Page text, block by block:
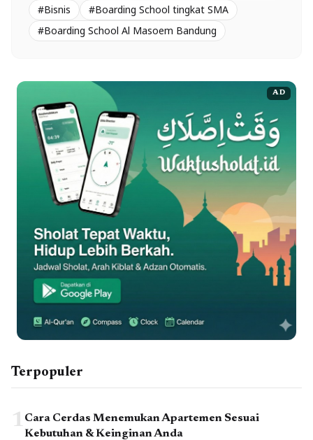
#Bisnis
#Boarding School tingkat SMA
#Boarding School Al Masoem Bandung
AD
Terpopuler
1 Cara Cerdas Menemukan Apartemen Sesuai
Kebutuhan & Keinginan Anda